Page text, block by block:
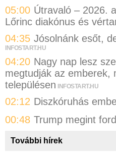
05:00 Útravaló – 2026.
Lőrinc diakónus és
04:35 Jósolnánk esőt,
INFOSTART.HU
04:20 Nagy nap lesz
megtudják az emberek,
településen
INFOSTART.HU
02:12 Diszkóruhás
00:48 Trump megint
További hírek